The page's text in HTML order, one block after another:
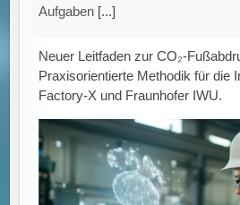
Aufgaben [...]
Neuer Leitfaden zur CO₂-
Praxisorientierte Methodik für die
Factory-X und Fraunhofer IWU.